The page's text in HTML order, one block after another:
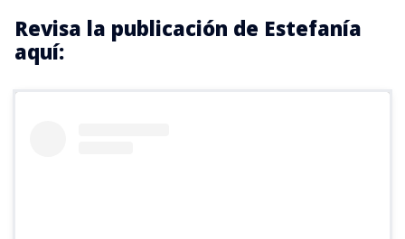
Revisa la publicación de Estefanía
aquí: